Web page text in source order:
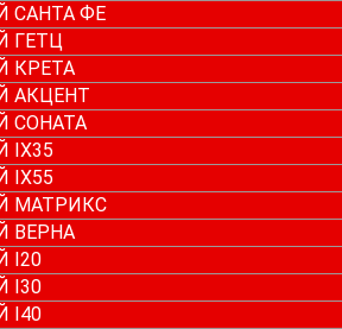
САНТА ФЕ
ГЕТЦ
КРЕТА
АКЦЕНТ
СОНАТА
IX35
IX55
МАТРИКС
ВЕРНА
I20
I30
I40